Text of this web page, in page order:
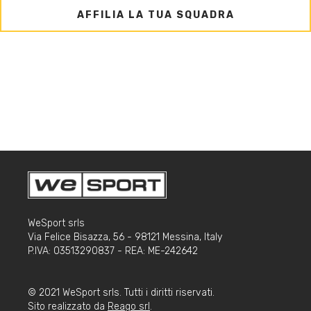
AFFILIA LA TUA SQUADRA
WeSport srls
Via Felice Bisazza, 56 - 98121 Messina, Italy
P.IVA: 03513290837 - REA: ME-242642
© 2021 WeSport srls. Tutti i diritti riservati.
Sito realizzato da Reago srl .